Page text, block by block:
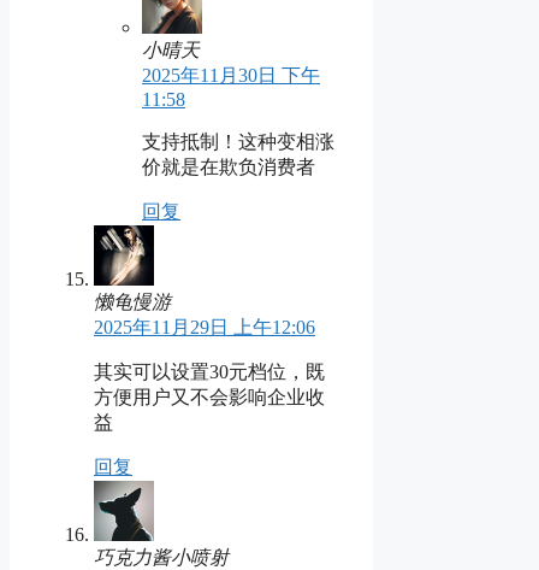
小晴天
2025年11月30日 下午
11:58
支持抵制！这种变相涨
价就是在欺负消费者
回复
懒龟慢游
2025年11月29日 上午12:06
其实可以设置30元档位，既
方便用户又不会影响企业收
益
回复
巧克力酱小喷射